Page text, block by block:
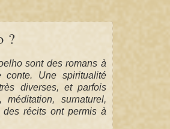
?
sont des romans à
conte. Une spiritualité
diverses, et parfois
méditation, surnaturel,
récits ont permis à